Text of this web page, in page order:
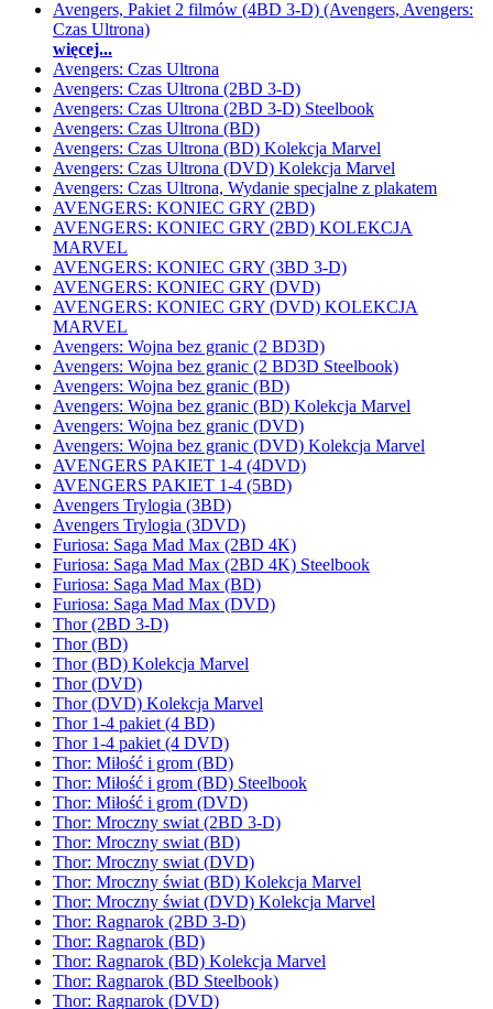
Avengers, Pakiet 2 filmów (4BD 3-D) (Avengers, Avengers:
Czas Ultrona)
więcej...
Avengers: Czas Ultrona
Avengers: Czas Ultrona (2BD 3-D)
Avengers: Czas Ultrona (2BD 3-D) Steelbook
Avengers: Czas Ultrona (BD)
Avengers: Czas Ultrona (BD) Kolekcja Marvel
Avengers: Czas Ultrona (DVD) Kolekcja Marvel
Avengers: Czas Ultrona, Wydanie specjalne z plakatem
AVENGERS: KONIEC GRY (2BD)
AVENGERS: KONIEC GRY (2BD) KOLEKCJA
MARVEL
AVENGERS: KONIEC GRY (3BD 3-D)
AVENGERS: KONIEC GRY (DVD)
AVENGERS: KONIEC GRY (DVD) KOLEKCJA
MARVEL
Avengers: Wojna bez granic (2 BD3D)
Avengers: Wojna bez granic (2 BD3D Steelbook)
Avengers: Wojna bez granic (BD)
Avengers: Wojna bez granic (BD) Kolekcja Marvel
Avengers: Wojna bez granic (DVD)
Avengers: Wojna bez granic (DVD) Kolekcja Marvel
AVENGERS PAKIET 1-4 (4DVD)
AVENGERS PAKIET 1-4 (5BD)
Avengers Trylogia (3BD)
Avengers Trylogia (3DVD)
Furiosa: Saga Mad Max (2BD 4K)
Furiosa: Saga Mad Max (2BD 4K) Steelbook
Furiosa: Saga Mad Max (BD)
Furiosa: Saga Mad Max (DVD)
Thor (2BD 3-D)
Thor (BD)
Thor (BD) Kolekcja Marvel
Thor (DVD)
Thor (DVD) Kolekcja Marvel
Thor 1-4 pakiet (4 BD)
Thor 1-4 pakiet (4 DVD)
Thor: Miłość i grom (BD)
Thor: Miłość i grom (BD) Steelbook
Thor: Miłość i grom (DVD)
Thor: Mroczny swiat (2BD 3-D)
Thor: Mroczny swiat (BD)
Thor: Mroczny swiat (DVD)
Thor: Mroczny świat (BD) Kolekcja Marvel
Thor: Mroczny świat (DVD) Kolekcja Marvel
Thor: Ragnarok (2BD 3-D)
Thor: Ragnarok (BD)
Thor: Ragnarok (BD) Kolekcja Marvel
Thor: Ragnarok (BD Steelbook)
Thor: Ragnarok (DVD)